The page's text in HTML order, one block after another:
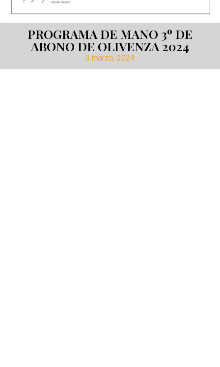
PROGRAMA DE MANO 3º DE
ABONO DE OLIVENZA 2024
3 marzo, 2024